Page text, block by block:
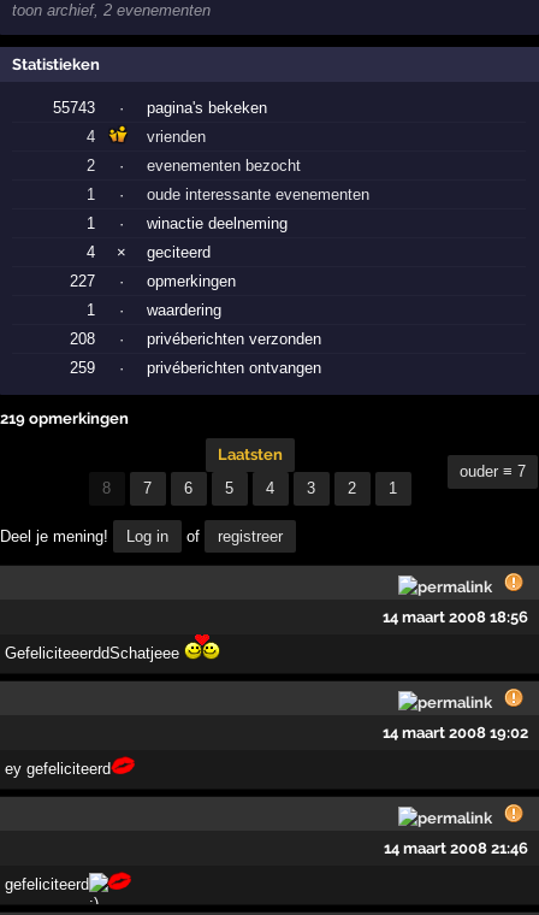
toon archief, 2 evenementen
Statistieken
55743 ·
pagina's bekeken
4
vrienden
2
·
evenementen bezocht
1
·
oude interessante evenementen
1
·
winactie deelneming
4
×
geciteerd
227
·
opmerkingen
1
·
waardering
208
·
privéberichten verzonden
259
· privéberichten ontvangen
219 opmerkingen
Laatsten
8
7 6 5 4 3 2 1
ouder ≡ 7
Deel je mening! Log in of registreer
14 maart 2008 18:56
GefeliciteeerddSchatjeee
14 maart 2008 19:02
ey gefeliciteerd
14 maart 2008 21:46
gefeliciteerd